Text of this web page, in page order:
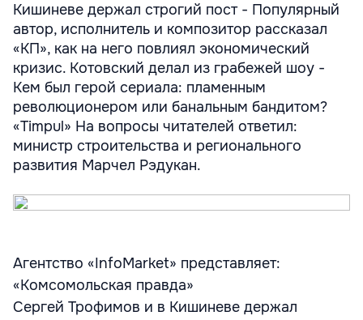
Кишиневе держал строгий пост - Популярный
автор, исполнитель и композитор рассказал
«КП», как на него повлиял экономический
кризис. Котовский делал из грабежей шоу -
Кем был герой сериала: пламенным
революционером или банальным бандитом?
«Timpul» На вопросы читателей ответил:
министр строительства и регионального
развития Марчел Рэдукан.
Агентство «InfoMarket» представляет:
«Комсомольская правда»
Сергей Трофимов и в Кишиневе держал